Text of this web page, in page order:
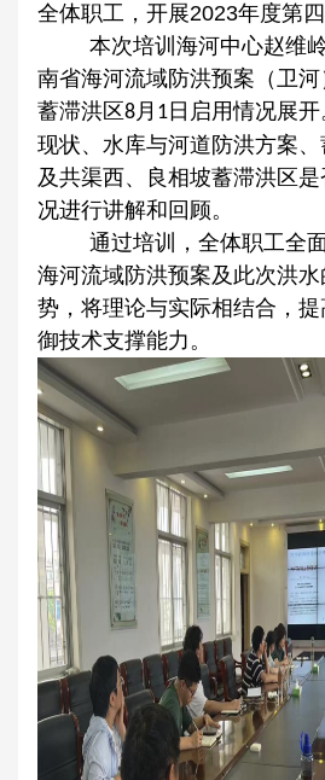
全体职工，开展2023年度第
本次培训海河中心赵维
南省海河流域防洪预案（卫
蓄滞洪区8月 1 日启用情况展
现状、水库与河道防洪方案
及共渠西、良相坡蓄滞洪区
况进行讲解和回顾。
通过培训，全体职工全
海河流域防洪预案及此次洪
势，将理论与实际相结合，
御技术支撑能力。